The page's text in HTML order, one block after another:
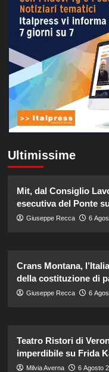
Ultimissime
Mit, dal Consiglio
esecutiva del Ponte
Giuseppe Recca 6
Crans Montana,
della costituzione di
Giuseppe Recca 6
Teatro Ristori di
imperdibile su Frida
Milvia Averna 6 Agosto